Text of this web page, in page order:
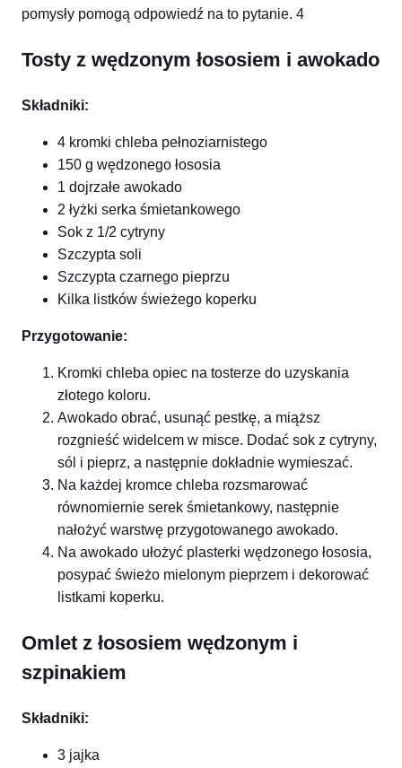
pomysły pomogą odpowiedź na to pytanie. 4
Tosty z wędzonym łososiem i awokado
Składniki:
4 kromki chleba pełnoziarnistego
150 g wędzonego łososia
1 dojrzałe awokado
2 łyżki serka śmietankowego
Sok z 1/2 cytryny
Szczypta soli
Szczypta czarnego pieprzu
Kilka listków świeżego koperku
Przygotowanie:
Kromki chleba opiec na tosterze do uzyskania
złotego koloru.
Awokado obrać, usunąć pestkę, a miąższ
rozgnieść widelcem w misce. Dodać sok z cytryny,
sól i pieprz, a następnie dokładnie wymieszać.
Na każdej kromce chleba rozsmarować
równomiernie serek śmietankowy, następnie
nałożyć warstwę przygotowanego awokado.
Na awokado ułożyć plasterki wędzonego łososia,
posypać świeżo mielonym pieprzem i dekorować
listkami koperku.
Omlet z łososiem wędzonym i
szpinakiem
Składniki:
3 jajka